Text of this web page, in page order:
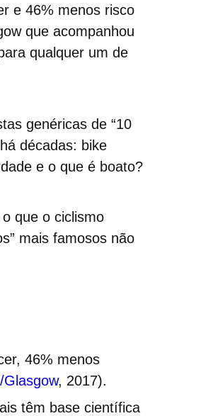
e 46% menos risco
que acompanhou
qualquer um de
genéricas de “10
décadas: bike
e o que é boato?
que o ciclismo
mais famosos não
46% menos
Glasgow, 2017).
têm base científica